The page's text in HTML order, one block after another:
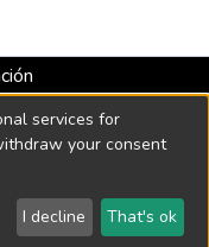
hasta 2026 -
de 2018
2026 LYRASIS
services for
your consent
I decline That's ok